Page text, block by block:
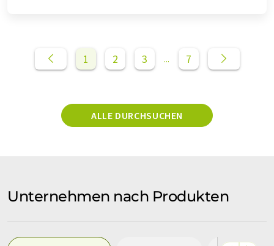
1 2 3 ... 7
ALLE DURCHSUCHEN
Unternehmen nach Produkten